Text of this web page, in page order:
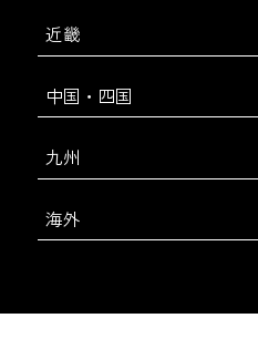
近畿
中国・四国
九州
海外